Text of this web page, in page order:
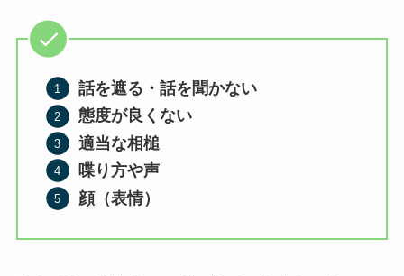
話を遮る・話を聞かない
態度が良くない
適当な相槌
喋り方や声
顔（表情）